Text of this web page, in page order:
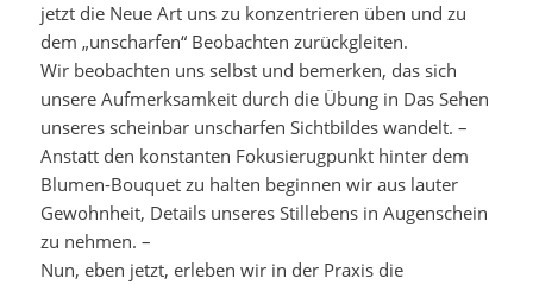
jetzt die Neue Art uns zu konzentrieren üben und zu
dem „unscharfen“ Beobachten zurückgleiten.
Wir beobachten uns selbst und bemerken, das sich
unsere Aufmerksamkeit durch die Übung in Das Sehen
unseres scheinbar unscharfen Sichtbildes wandelt. –
Anstatt den konstanten Fokusierugpunkt hinter dem
Blumen-Bouquet zu halten beginnen wir aus lauter
Gewohnheit, Details unseres Stillebens in Augenschein
zu nehmen. –
Nun, eben jetzt, erleben wir in der Praxis die